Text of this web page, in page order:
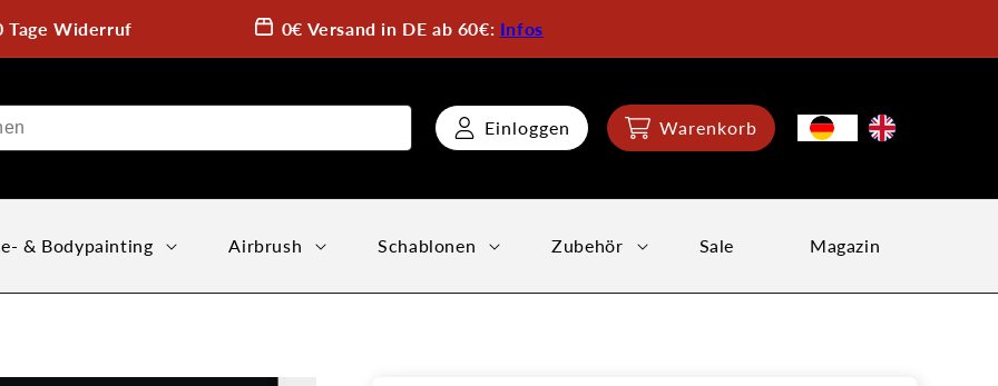
Tage Widerruf 0€ Versand in DE ab 60€: Infos
Einloggen Warenkorb
& Bodypainting Airbrush Schablonen Zubehör Sale Magazin